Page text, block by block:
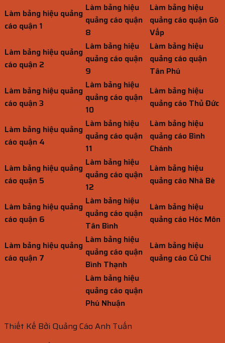
Làm bảng hiệu quảng
cáo quận 1
Làm bảng hiệu
quảng cáo quận
8
Làm bảng hiệu
quảng cáo quận Gò
Vấp
Làm bảng hiệu quảng
cáo quận 2
Làm bảng hiệu
quảng cáo quận
9
Làm bảng hiệu
quảng cáo quận
Tân Phú
Làm bảng hiệu quảng
cáo quận 3
Làm bảng hiệu
quảng cáo quận
10
Làm bảng hiệu
quảng cáo Thủ Đức
Làm bảng hiệu quảng
cáo quận 4
Làm bảng hiệu
quảng cáo quận
11
Làm bảng hiệu
quảng cáo Bình
Chánh
Làm bảng hiệu quảng
cáo quận 5
Làm bảng hiệu
quảng cáo quận
12
Làm bảng hiệu
quảng cáo Nhà Bè
Làm bảng hiệu quảng
cáo quận 6
Làm bảng hiệu
quảng cáo quận
Tân Bình
Làm bảng hiệu
quảng cáo Hóc Môn
Làm bảng hiệu quảng
cáo quận 7
Làm bảng hiệu
quảng cáo quận
Bình Thạnh
Làm bảng hiệu
quảng cáo Củ Chi
Làm bảng hiệu
quảng cáo quận
Phú Nhuận
Thiết Kế Bởi Quảng Cáo Anh Tuấn